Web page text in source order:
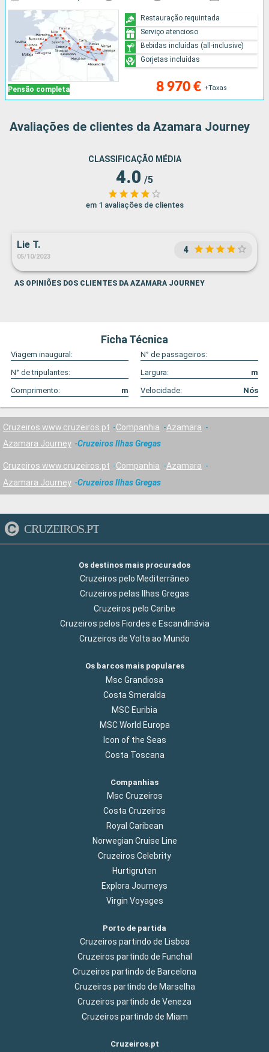
Pensão completa 8 970 € +Taxas
Restauração requintada
Serviço atencioso
Bebidas incluídas (all-inclusive)
Gorjetas incluídas
Avaliações de clientes da Azamara Journey
CLASSIFICAÇÃO MÉDIA
4.0 /5
em 1 avaliações de clientes
Lie T.
05/10/2023
4
AS OPINIÕES DOS CLIENTES DA AZAMARA JOURNEY
Ficha Técnica
Viagem inaugural:
N° de passageiros:
N° de tripulantes:
Largura:
m
Comprimento:
m Velocidade: Nós
Cruzeiros www.cruzeiros.pt Companhia
Azamara
Azamara Journey
Cruzeiros Ilhas Gregas
Cruzeiros www.cruzeiros.pt Companhia
Azamara
Azamara Journey
Cruzeiros Ilhas Gregas
CRUZEIROS.PT
Os destinos mais procurados
Cruzeiros pelo Mediterrâneo
Cruzeiros pelas Ilhas Gregas
Cruzeiros pelo Caribe
Cruzeiros pelos Fiordes e Escandinávia
Cruzeiros de Volta ao Mundo
Os barcos mais populares
Msc Grandiosa
Costa Smeralda
MSC Euribia
MSC World Europa
Icon of the Seas
Costa Toscana
Companhias
Msc Cruzeiros
Costa Cruzeiros
Royal Caribean
Norwegian Cruise Line
Cruzeiros Celebrity
Hurtigruten
Explora Journeys
Virgin Voyages
Porto de partida
Cruzeiros partindo de Lisboa
Cruzeiros partindo de Funchal
Cruzeiros partindo de Barcelona
Cruzeiros partindo de Marselha
Cruzeiros partindo de Veneza
Cruzeiros partindo de Miam
Cruzeiros.pt